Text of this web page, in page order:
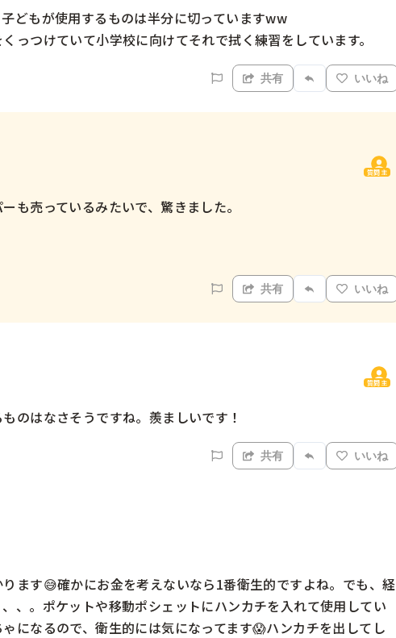
どもが使用するものは半分に切っていますww
っつけていて小学校に向けてそれで拭く練習をしています。
共有 いいね
質問主
も売っているみたいで、驚きました。
共有 いいね
質問主
のはなさそうですね。羨ましいです！
共有 いいね
ます😅確かにお金を考えないなら1番衛生的ですよね。でも、経
、。ポケットや移動ポシェットにハンカチを入れて使用してい
になるので、衛生的には気になってます😱ハンカチを出してし